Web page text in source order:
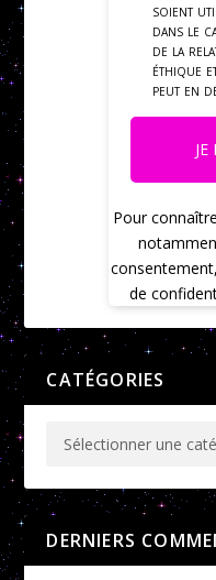
soient
dans le
de la
éthique
peut en
Pour
de
CATÉGORIES
DERNIERS